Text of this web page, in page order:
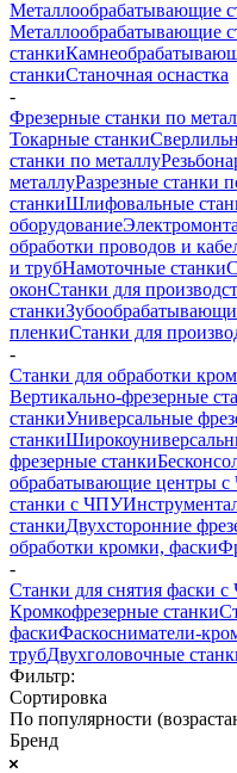
Металлообрабатывающие
Металлообрабатывающие
станки
станкиСтаночная оснастка
-
Фрезерные станки по
Токарные станки
станки по металлу
металлуРазрезные станки
станкиШлифовальные
оборудование
обработки проводов и
и трубНамоточные станки
оконСтанки для
станки
пленкиСтанки для
-
Станки для обработки
Вертикально-фрезерные
станкиУниверсальные
станки
фрезерные станки
обрабатывающие центры
станки с ЧПУ
станкиДвухсторонние
обработки кромки, фаски
-
Станки для снятия фаски
Кромкофрезерные станки
фаскиФаскосниматели-
трубДвухголовочные
Фильтр:
Сортировка
По популярности
Бренд